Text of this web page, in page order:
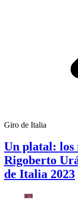
Giro de Italia
Un platal: los
Rigoberto
de Italia 2023